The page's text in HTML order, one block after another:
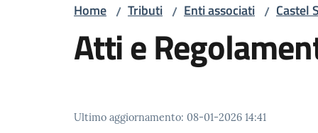
Home / Tributi / Enti associati / Castel
Atti e
Ultimo aggiornamento: 08-01-2026 14:41